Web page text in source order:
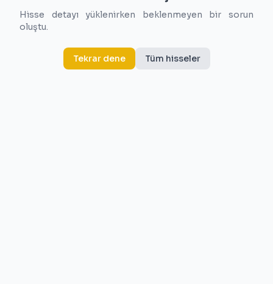
Hisse detayı yüklenirken beklenmeyen bir sorun
oluştu.
Tekrar dene Tüm hisseler